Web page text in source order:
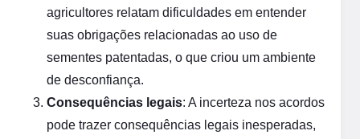
agricultores relatam dificuldades em entender
suas obrigações relacionadas ao uso de
sementes patentadas, o que criou um ambiente
de desconfiança.
Consequências legais: A incerteza nos acordos
pode trazer consequências legais inesperadas,